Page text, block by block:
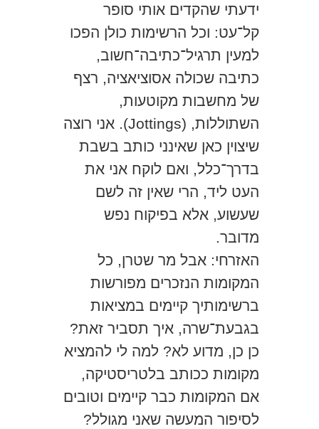
ידעתי שהקדים אותי סופר
קל־עט: וכל הרשימות כולן הפכו
למעין תרגיל־כתיבה־חשוב,
כתיבה שכולה אסוציאציה, רצף
של מחשבות מקוטעות,
השתוללות, (Jottings). אני רוצה
שיצוין כאן שאינני כותב בשבת
בדרך־כלל, ואם לוקח אני את
העט ליד, הרי שאין זה לשם
שעשוע, אלא בפיקוח נפש
מדובר.
האזרחי: אבל מר שטרן, כל
המקומות הנזכרים מפורשות
ברשימותיך קיימים במציאות
בגבעת־שרה, איך תסביר זאת?
כן כן, מדוע לא? למה לי להמציא
מקומות ככותב בלטריסטיקה,
אם המקומות כבר קיימים וטובים
לסיפור המעשה שאני מגולל?